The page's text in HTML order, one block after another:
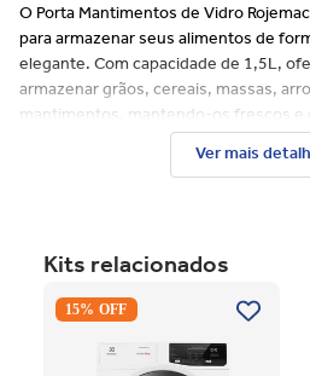
O Porta Mantimentos de Vidro
para armazenar seus alimentos de
elegante. Com capacidade de 1,5L,
armazenar grãos, cereais, massas,
mantimentos, mantendo-os frescos e
vidro de alta qualidade, é resistente e
fácil visualização do conteúdo.
Sua tampa de bambu não apenas
sofisticado ao design, mas também
ajudando a preservar a frescura e a
mais tempo. O sistema de
mantendo a integridade dos
Ver mais
Kits relacionados
Premium Care 12Kg com
Branco 220V
15% OFF